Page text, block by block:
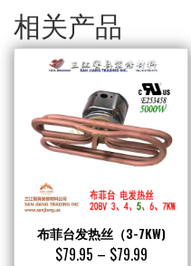
相关产品
布菲台发热丝（3-7KW)
$79.95 – $79.99